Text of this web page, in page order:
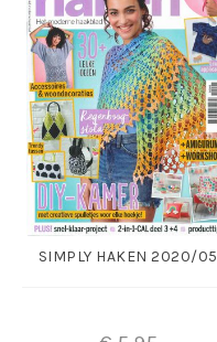
SIMPLY HAKEN 2020/05